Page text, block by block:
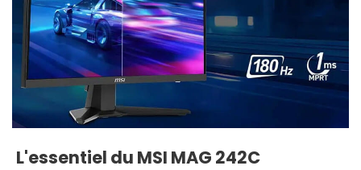
L'essentiel du MSI MAG 242C